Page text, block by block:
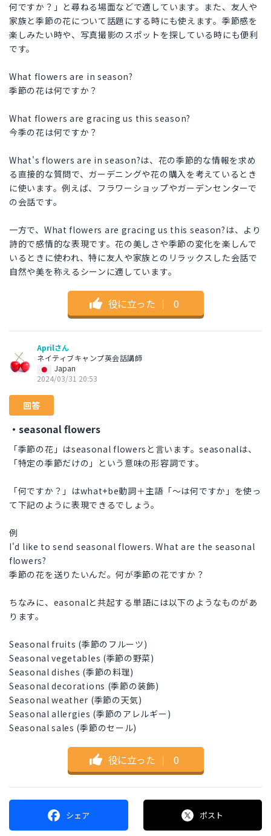
何ですか？」と尋ねる場面などで適しています。また、友人や
家族と季節の花について話題にする時にも使えます。季節感を
楽しみたい時や、写真撮影のスポットを探している時にも便利
です。
What flowers are in season?
季節の花は何ですか？
What flowers are gracing us this season?
今季の花は何ですか？
What's flowers are in season?は、花の季節的な情報を求め
る直接的な質問で、ガーデニングや花の購入を考えているとき
に使います。例えば、フラワーショップやガーデンセンターで
の会話です。
一方で、What flowers are gracing us this season?は、より
詩的で感情的な表現です。花の美しさや季節の変化を楽しんで
いるときに使われ、特に友人や家族とのリラックスした会話で
自然や美を称えるシーンに適しています。
役に立った ｜ 0
Aprilさん
ネイティブキャンプ英会話講師
Japan
2024/03/31 20:53
回答
・seasonal flowers
「季節の花」はseasonal flowersと言います。seasonalは、
「特定の季節だけの」という意味の形容詞です。
「何ですか？」はwhat+be動詞＋主語「～は何ですか」を使っ
て下記のように表現できるでしょう。
例
I'd like to send seasonal flowers. What are the seasonal
flowers?
季節の花を送りたいんだ。何が季節の花ですか？
ちなみに、easonalと共起する単語には以下のようなものがあ
ります。
Seasonal fruits (季節のフルーツ)
Seasonal vegetables (季節の野菜)
Seasonal dishes (季節の料理)
Seasonal decorations (季節の装飾)
Seasonal weather (季節の天気)
Seasonal allergies (季節のアレルギー)
Seasonal sales (季節のセール)
役に立った ｜ 0
シェア ポスト